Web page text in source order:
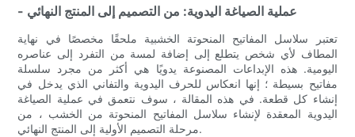
- عملية الصياغة اليدوية: من التصميم إلى المنتج النهائي
تعتبر سلاسل المفاتيح المنحوتة الخشبية ملحقًا مخصصًا في نهاية
المطاف لأي شخص يتطلع إلى إضافة لمسة من التفرد إلى عناصره
اليومية. هذه الإبداعات المصنوعة يدويًا هي أكثر من مجرد سلسلة
مفاتيح بسيطة ؛ إنها انعكاس للحرف اليدوية والتفاني الذي يدخل في
إنشاء كل قطعة. في هذه المقالة ، سوف نتعمق في عملية الصياغة
اليدوية المعقدة لإنشاء سلاسل المفاتيح المنحوتة من الخشب ، من
مرحلة التصميم الأولية إلى المنتج النهائي.